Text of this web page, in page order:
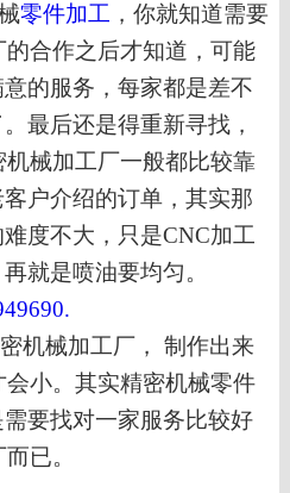
零件加工 ，你就知道需要
的合作之后才知道，可能
的服务，每家都是差不
最后还是得重新寻找，
械加工厂一般都比较靠
户介绍的订单， 其实那
难度不大，只是CNC加工
就是喷油要均匀。
机械加工厂，
制作出来
小。其实精密机械零件
要找对一家服务比较好
而已。